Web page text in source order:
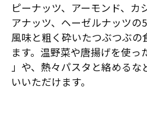
ピーナッツ、アーモンド、カ
アナッツ、ヘーゼルナッツの
風味と粗く砕いたつぶつぶの
ます。温野菜や唐揚げを使っ
」や、熱々パスタと絡めるな
いいただけます。